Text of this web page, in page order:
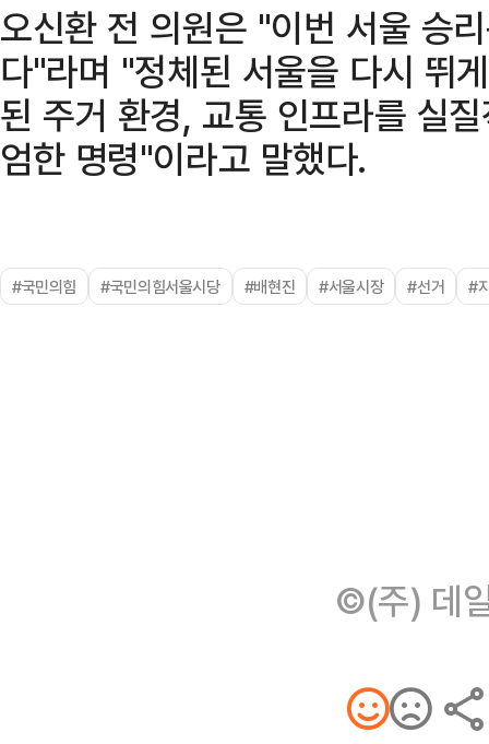
오신환 전 의원은 "이번 서울 승
다"라며 "정체된 서울을 다시 뛰
된 주거 환경, 교통 인프라를 실
엄한 명령"이라고 말했다.
#국민의힘 #국민의힘서울시당 #배현진 #서울시장 #선거 #
©(주) 데